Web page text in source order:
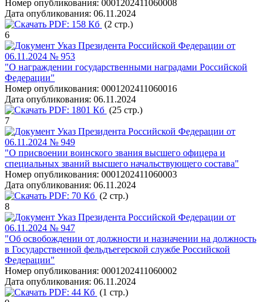
Номер опубликования: 0001202411060008
Дата опубликования: 06.11.2024
PDF: 158 Кб (2 стр.)
6
Указ Президента Российской Федерации от
06.11.2024 № 953
"О награждении государственными наградами Российской
Федерации"
Номер опубликования: 0001202411060016
Дата опубликования: 06.11.2024
PDF: 1801 Кб (25 стр.)
7
Указ Президента Российской Федерации от
06.11.2024 № 949
"О присвоении воинского звания высшего офицера и
специальных званий высшего начальствующего состава"
Номер опубликования: 0001202411060003
Дата опубликования: 06.11.2024
PDF: 70 Кб (2 стр.)
8
Указ Президента Российской Федерации от
06.11.2024 № 947
"Об освобождении от должности и назначении на должность
в Государственной фельдъегерской службе Российской
Федерации"
Номер опубликования: 0001202411060002
Дата опубликования: 06.11.2024
PDF: 44 Кб (1 стр.)